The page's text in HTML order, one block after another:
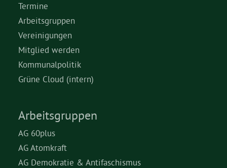
Termine
Arbeitsgruppen
Vereinigungen
Mitglied werden
Kommunalpolitik
Grüne Cloud (intern)
Arbeitsgruppen
AG 60plus
AG Atomkraft
AG Demokratie & Antifaschismus